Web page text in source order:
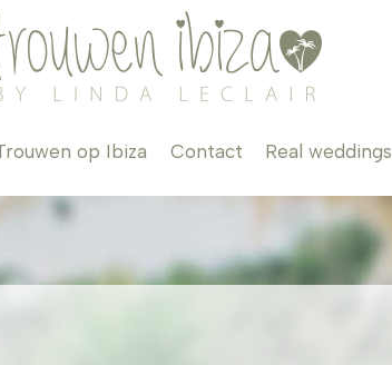
op Ibiza Contact Real weddings